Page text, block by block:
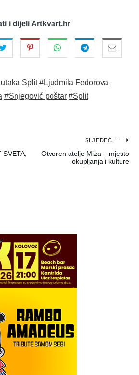
i dijeli Artkvart.hr
Split #Ljudmila Fedorova
#Snjegović poštar #Split
SLJEDEĆI
Otvoren atelje Miza – mjesto
okupljanja i kulture